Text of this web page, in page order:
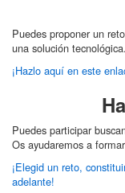
Puedes proponer un
una solución tecnológica.
¡Hazlo aquí en este
Puedes participar
Os ayudaremos a
¡Elegid un reto,
adelante!